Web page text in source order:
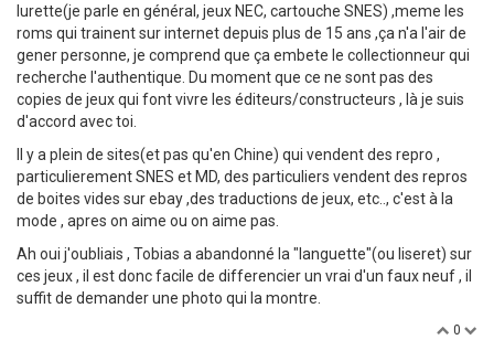
lurette(je parle en général, jeux NEC, cartouche SNES) ,meme les
roms qui trainent sur internet depuis plus de 15 ans ,ça n'a l'air de
gener personne, je comprend que ça embete le collectionneur qui
recherche l'authentique. Du moment que ce ne sont pas des
copies de jeux qui font vivre les éditeurs/constructeurs , là je suis
d'accord avec toi.
Il y a plein de sites(et pas qu'en Chine) qui vendent des repro ,
particulierement SNES et MD, des particuliers vendent des repros
de boites vides sur ebay ,des traductions de jeux, etc.., c'est à la
mode , apres on aime ou on aime pas.
Ah oui j'oubliais , Tobias a abandonné la "languette"(ou liseret) sur
ces jeux , il est donc facile de differencier un vrai d'un faux neuf , il
suffit de demander une photo qui la montre.
0